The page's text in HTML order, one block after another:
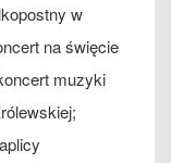
w
na święcie
muzyki